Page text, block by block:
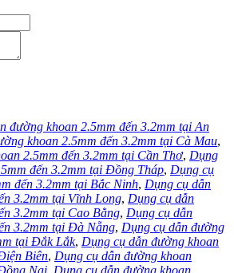
đường khoan 2.5mm đến 3.2mm tại An
khoan 2.5mm đến 3.2mm tại Cà Mau,
2.5mm đến 3.2mm tại Cần Thơ, Dụng
đến 3.2mm tại Đồng Tháp, Dụng cụ
đến 3.2mm tại Bắc Ninh, Dụng cụ dẫn
3.2mm tại Vĩnh Long, Dụng cụ dẫn
3.2mm tại Cao Bằng, Dụng cụ dẫn
3.2mm tại Đà Nẵng, Dụng cụ dẫn đường
tại Đắk Lắk, Dụng cụ dẫn đường khoan
Biên, Dụng cụ dẫn đường khoan
Nai, Dụng cụ dẫn đường khoan